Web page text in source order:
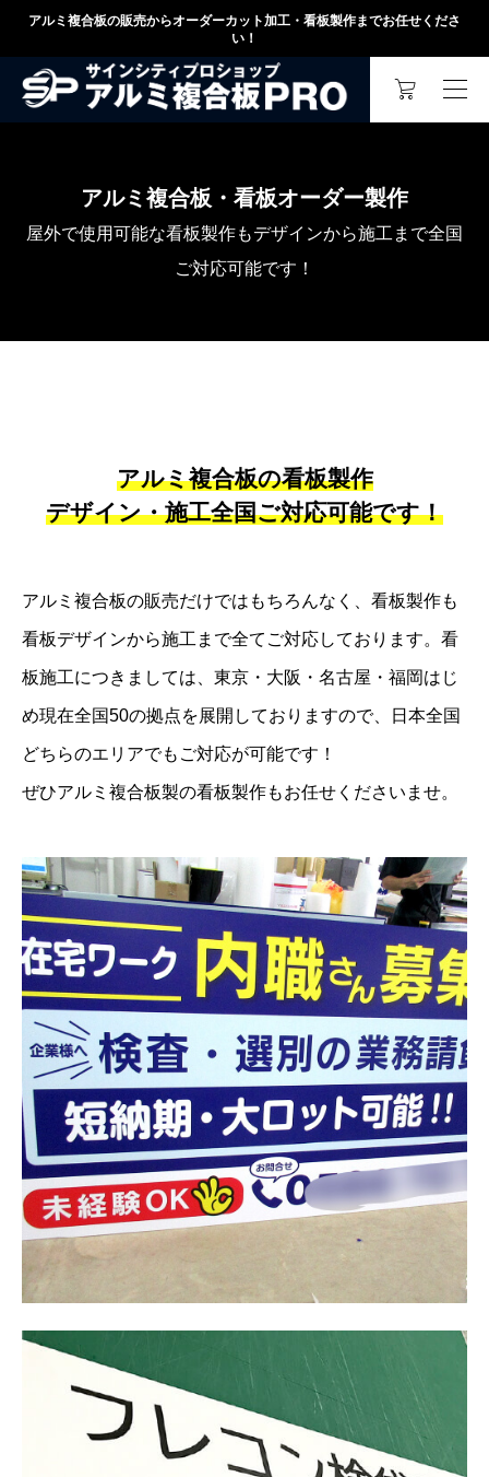
アルミ複合板の販売からオーダーカット加工・看板製作までお任せくださ
い！
アルミ複合板・看板オーダー製作
屋外で使用可能な看板製作もデザインから施工まで全国
ご対応可能です！
アルミ複合板の看板製作
デザイン・施工全国ご対応可能です！
アルミ複合板の販売だけではもちろんなく、看板製作も
看板デザインから施工まで全てご対応しております。看
板施工につきましては、東京・大阪・名古屋・福岡はじ
め現在全国50の拠点を展開しておりますので、日本全国
どちらのエリアでもご対応が可能です！
ぜひアルミ複合板製の看板製作もお任せくださいませ。